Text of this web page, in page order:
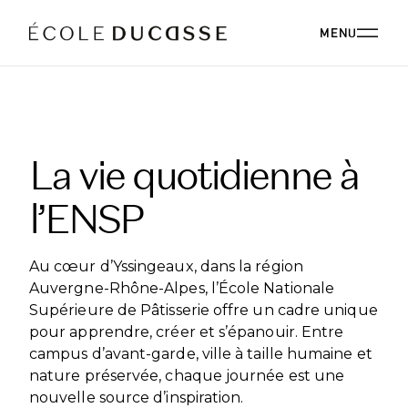
MENU
A PROPOS ÉCOLE DUCASSE
NOTRE PHILOSOPHIE
NOS ALUMNI
STRATÉGIE RSE
COMITÉ DE DIRECTION
BLOG
CARRIÈRES
CONTACT PRESSE
NOS CAMPUS
NOS CAMPUS EN FRANCE
ÉCOLE DUCASSE PARIS CAMPUS
Paris, France
ÉCOLE NATIONALE SUPÉRIEURE DE PÂTISSERIE
Yssingeaux, France
ÉCOLE DUCASSE PARIS STUDIO
Notre école dédiée aux amateurs au cœur de Paris.
PROGRAMMES
RECONVERSION
PERFECTIONNEMENT
PROFESSIONNELS
FORMATIONS EN LIGNE
ÉVÉNEMENTIEL
ÉVÉNEMENTIEL
ÉVÉNEMENTIEL PARIS CAMPUS
ÉVÉNEMENTIEL ÉCOLE NATIONALE SUPÉRIEURE DE
RESTAURANT
DÉVELOPPEMENT INTERNATIONAL
La vie quotidienne à
l’ENSP
Au cœur d’Yssingeaux, dans la région
Auvergne-Rhône-Alpes, l’École Nationale
Supérieure de Pâtisserie offre un cadre unique
pour apprendre, créer et s’épanouir. Entre
campus d’avant-garde, ville à taille humaine et
nature préservée, chaque journée est une
nouvelle source d’inspiration.